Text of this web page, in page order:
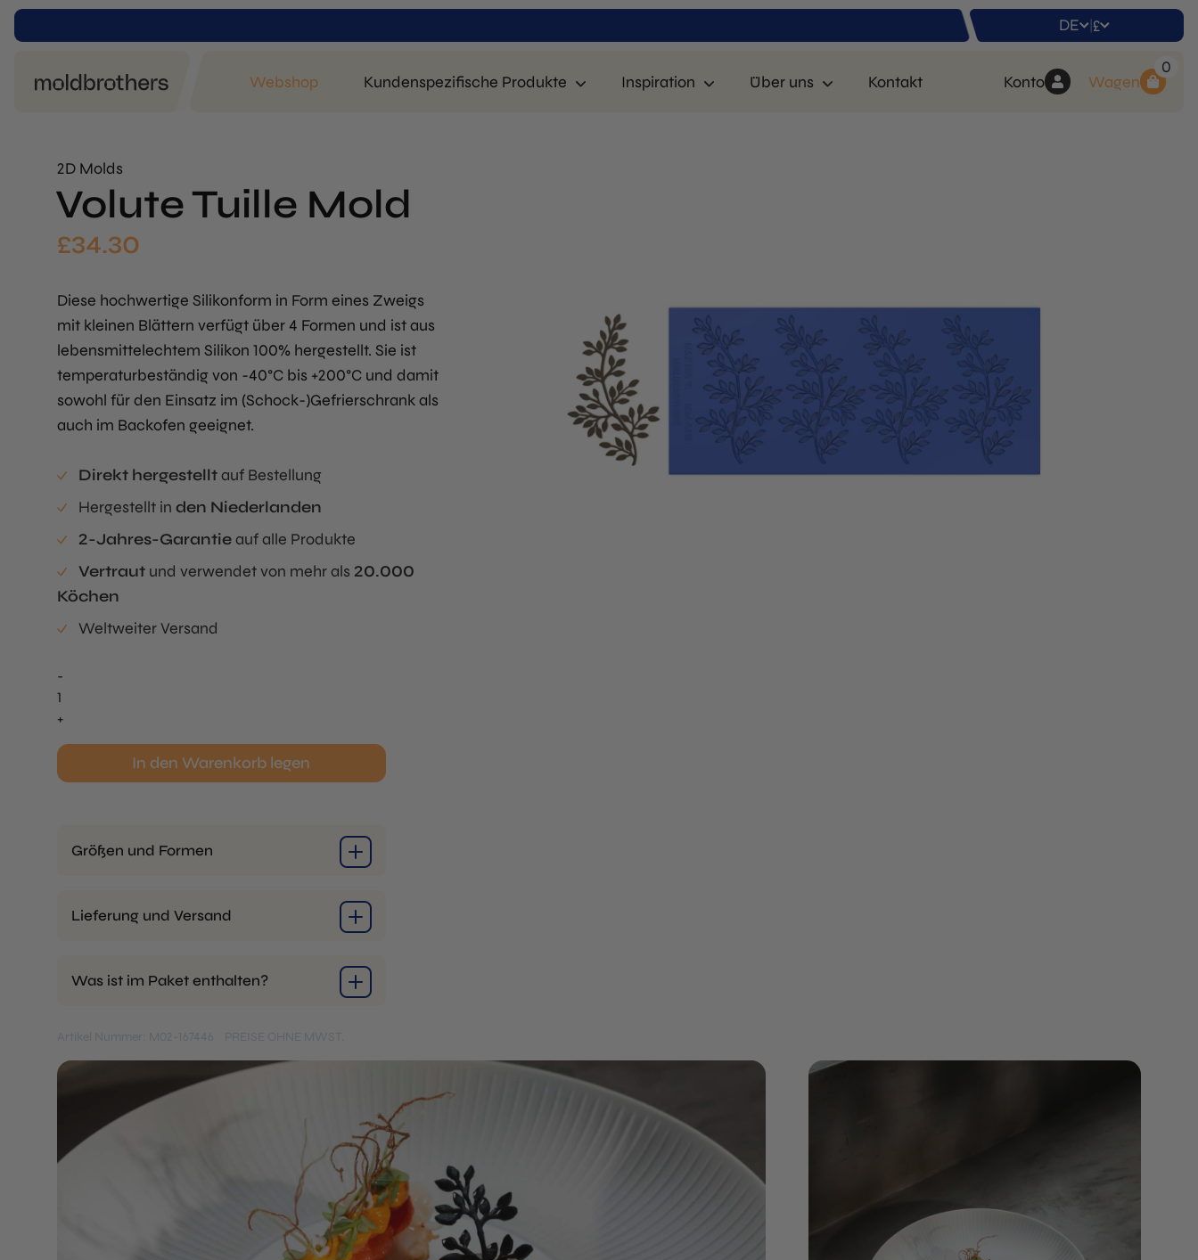
DE | £
Webshop Kundenspezifische Produkte Inspiration Über uns Kontakt Konto
0
Wagen
2D Molds
Volute Tuille Mold
£34.30
Diese hochwertige Silikonform in Form eines Zweigs
mit kleinen Blättern verfügt über 4 Formen und ist aus
lebensmittelechtem Silikon 100% hergestellt. Sie ist
temperaturbeständig von -40°C bis +200°C und damit
sowohl für den Einsatz im (Schock-)Gefrierschrank als
auch im Backofen geeignet.
Direkt hergestelltauf Bestellung
Hergestellt in den Niederlanden
2-Jahres-Garantieauf alle Produkte
Vertraut und verwendet von mehr als 20.000
Köchen
Weltweiter Versand
-
Volute
Tuille
+
In den Warenkorb legen
Größen und Formen
Lieferung und Versand
Was ist im Paket enthalten?